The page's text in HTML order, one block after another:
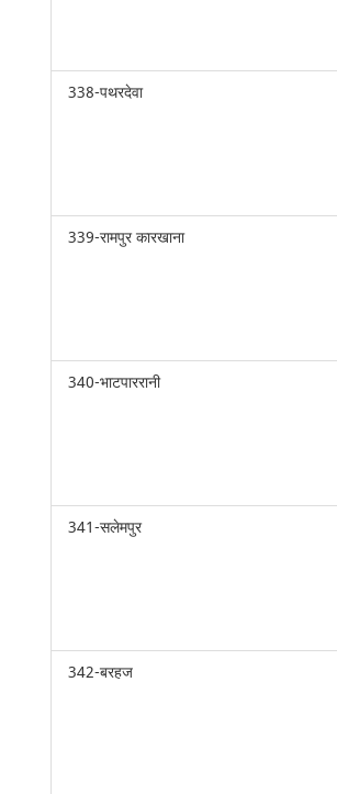
338-पथरदेवा
339-रामपुर कारखाना
340-भाटपाररानी
341-सलेमपुर
342-बरहज